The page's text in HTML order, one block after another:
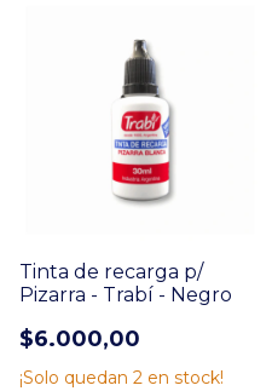
Tinta de recarga p/
Pizarra - Trabí - Negro
$6.000,00
¡Solo quedan 2 en stock!